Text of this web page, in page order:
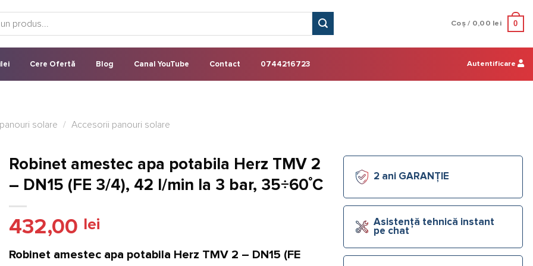
Coș / 0,00 lei 0
Cere Ofertă Blog Canal YouTube Contact 0744216723 Autentificare
solare / Accesorii panouri solare
Robinet amestec apa potabila Herz TMV 2
– DN15 (FE 3/4), 42 l/min la 3 bar, 35÷60˚C
432,00 lei
Robinet amestec apa potabila Herz TMV 2 – DN15 (FE
2 ani GARANȚIE
Asistență tehnică instant
pe chat